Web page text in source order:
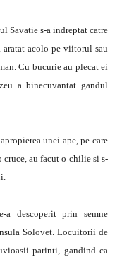
Savatie s-a indreptat catre
acolo pe viitorul sau
Cu bucurie au plecat ei
a binecuvantat gandul
unei ape, pe care
au facut o chilie si s-
a descoperit prin semne
Solovet. Locuitorii de
parinti, gandind ca